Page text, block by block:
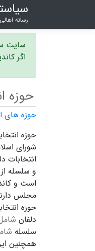
رسانه
سایت
اگر
حوزه
حوزه های
شورای
انتخابات
و سلسله
است و
مجلس
حوزه
دلفان
سلسله
همچنین